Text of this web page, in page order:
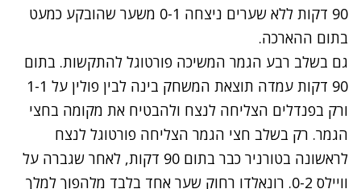
90 דקות ללא שערים ניצחה 0-1 משער שהובקע כמעט
בתום ההארכה.
גם בשלב רבע הגמר המשיכה פורטוגל להתקשות. בתום
90 דקות עמדה תוצאת המשחק בינה לבין פולין על 1-1
ורק בפנדלים הצליחה לנצח ולהבטיח את מקומה בחצי
הגמר. רק בשלב חצי הגמר הצליחה פורטוגל לנצח
לראשונה בטורניר כבר בתום 90 דקות, לאחר שגברה על
וויילס 0-2. רונאלדו רחוק שער אחד בלבד מלהפוך למלך